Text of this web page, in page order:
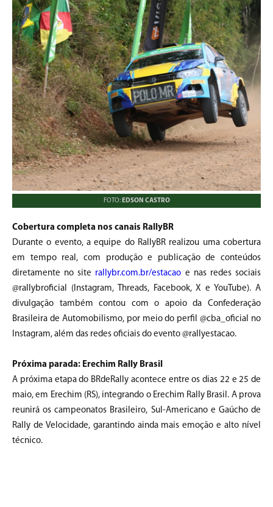
FOTO: EDSON CASTRO
Cobertura completa nos canais RallyBR
Durante o evento, a equipe do RallyBR realizou uma cobertura
em tempo real, com produção e publicação de conteúdos
diretamente no site rallybr.com.br/estacao e nas redes sociais
@rallybroficial (Instagram, Threads, Facebook, X e YouTube). A
divulgação também contou com o apoio da Confederação
Brasileira de Automobilismo, por meio do perfil @cba_oficial no
Instagram, além das redes oficiais do evento @rallyestacao.
Próxima parada: Erechim Rally Brasil
A próxima etapa do BRdeRally acontece entre os dias 22 e 25 de
maio, em Erechim (RS), integrando o Erechim Rally Brasil. A prova
reunirá os campeonatos Brasileiro, Sul-Americano e Gaúcho de
Rally de Velocidade, garantindo ainda mais emoção e alto nível
técnico.